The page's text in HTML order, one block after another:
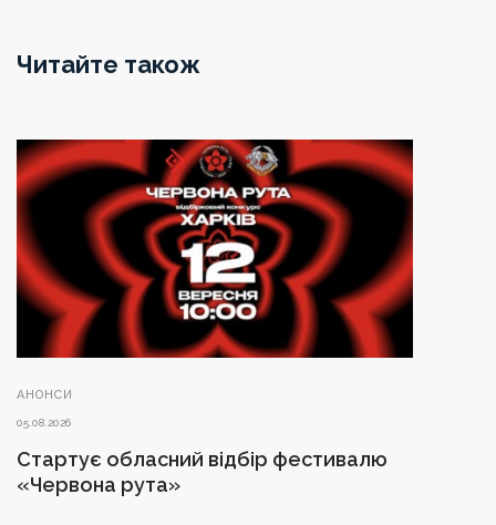
Читайте також
АНОНСИ
05.08.2026
Стартує обласний відбір фестивалю
«Червона рута»